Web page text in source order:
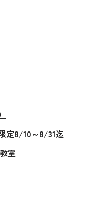
定8/10～8/31迄
室